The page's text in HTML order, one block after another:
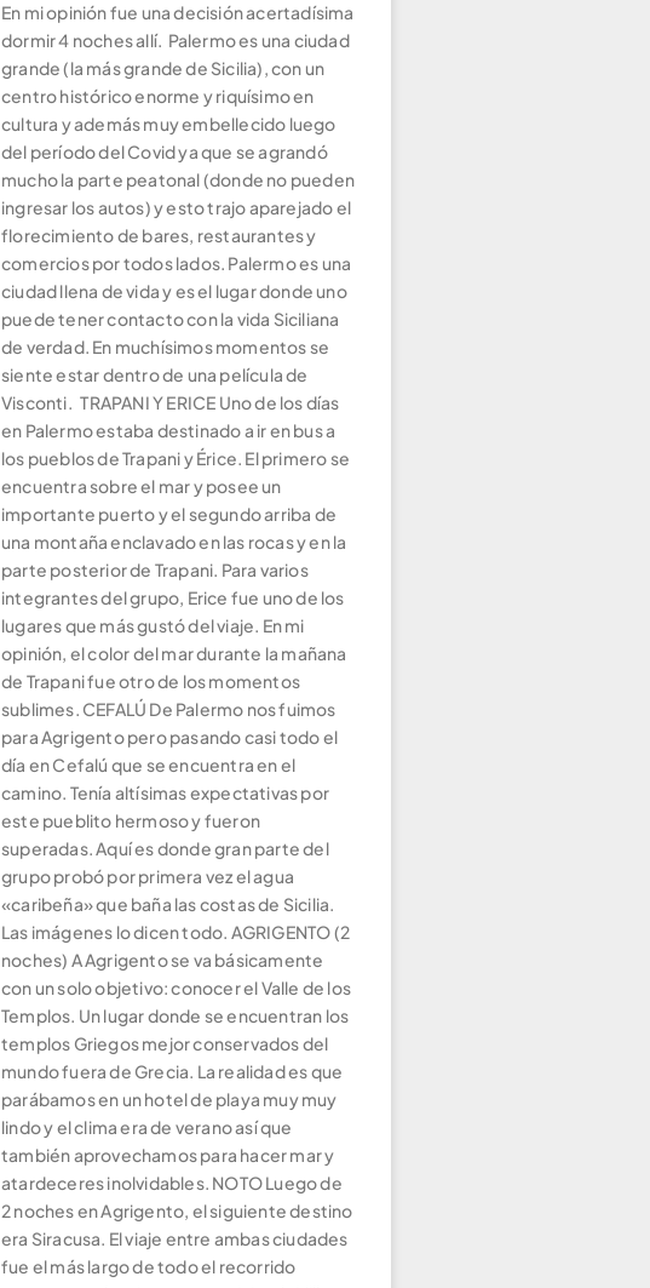
En mi opinión fue una decisión acertadísima
dormir 4 noches allí. Palermo es una ciudad
grande (la más grande de Sicilia), con un
centro histórico enorme y riquísimo en
cultura y además muy embellecido luego
del período del Covid ya que se agrandó
mucho la parte peatonal (donde no pueden
ingresar los autos) y esto trajo aparejado el
florecimiento de bares, restaurantes y
comercios por todos lados. Palermo es una
ciudad llena de vida y es el lugar donde uno
puede tener contacto con la vida Siciliana
de verdad. En muchísimos momentos se
siente estar dentro de una película de
Visconti. TRAPANI Y ERICE Uno de los días
en Palermo estaba destinado a ir en bus a
los pueblos de Trapani y Érice. El primero se
encuentra sobre el mar y posee un
importante puerto y el segundo arriba de
una montaña enclavado en las rocas y en la
parte posterior de Trapani. Para varios
integrantes del grupo, Erice fue uno de los
lugares que más gustó del viaje. En mi
opinión, el color del mar durante la mañana
de Trapani fue otro de los momentos
sublimes. CEFALÚ De Palermo nos fuimos
para Agrigento pero pasando casi todo el
día en Cefalú que se encuentra en el
camino. Tenía altísimas expectativas por
este pueblito hermoso y fueron
superadas. Aquí es donde gran parte del
grupo probó por primera vez el agua
«caribeña» que baña las costas de Sicilia.
Las imágenes lo dicen todo. AGRIGENTO (2
noches) A Agrigento se va básicamente
con un solo objetivo: conocer el Valle de los
Templos. Un lugar donde se encuentran los
templos Griegos mejor conservados del
mundo fuera de Grecia. La realidad es que
parábamos en un hotel de playa muy muy
lindo y el clima era de verano así que
también aprovechamos para hacer mar y
atardeceres inolvidables. NOTO Luego de
2 noches en Agrigento, el siguiente destino
era Siracusa. El viaje entre ambas ciudades
fue el más largo de todo el recorrido